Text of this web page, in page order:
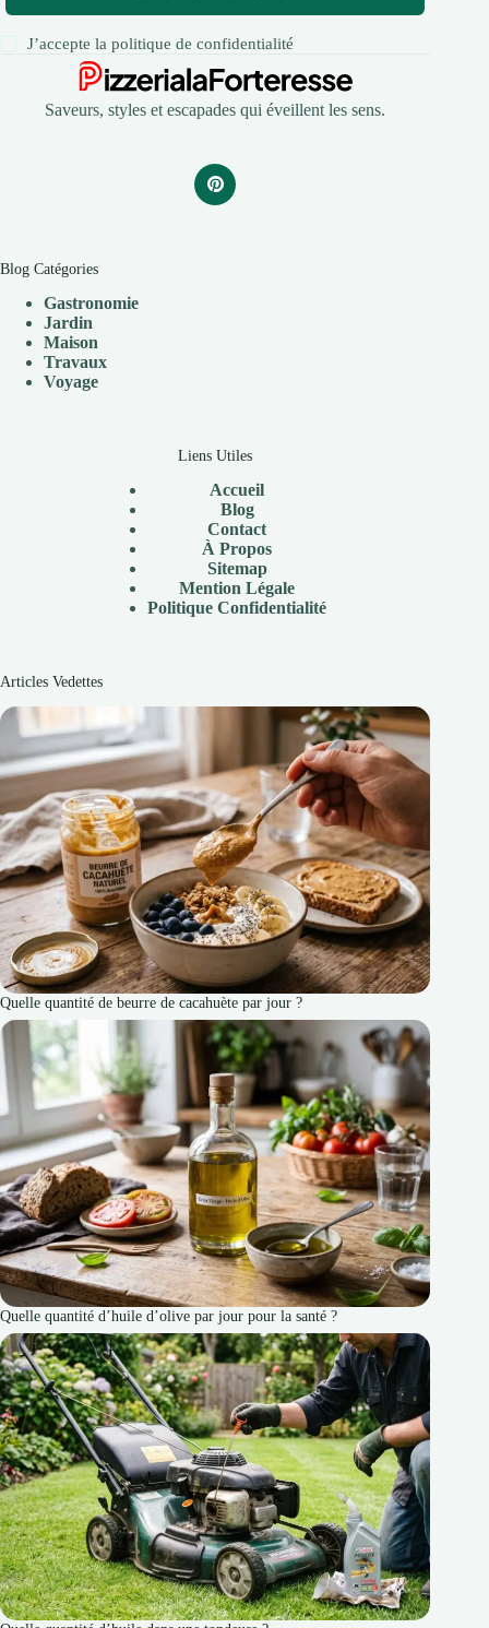
J’accepte lapolitique de confidentialité
Saveurs, styles et escapades qui éveillent les sens.
Blog Catégories
Gastronomie
Jardin
Maison
Travaux
Voyage
Liens Utiles
Accueil
Blog
Contact
À Propos
Sitemap
Mention Légale
Politique Confidentialité
Articles Vedettes
Quelle quantité de beurre de cacahuète par jour ?
Quelle quantité d’huile d’olive par jour pour la santé ?